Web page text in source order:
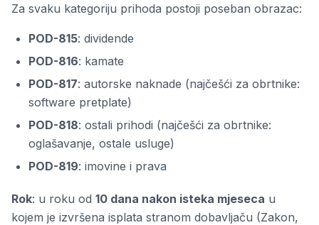
Za svaku kategoriju prihoda postoji poseban obrazac:
POD-815: dividende
POD-816: kamate
POD-817: autorske naknade (najčešći za obrtnike:
software pretplate)
POD-818: ostali prihodi (najčešći za obrtnike:
oglašavanje, ostale usluge)
POD-819: imovine i prava
Rok: u roku od 10 dana nakon isteka mjeseca u
kojem je izvršena isplata stranom dobavljaču (Zakon,